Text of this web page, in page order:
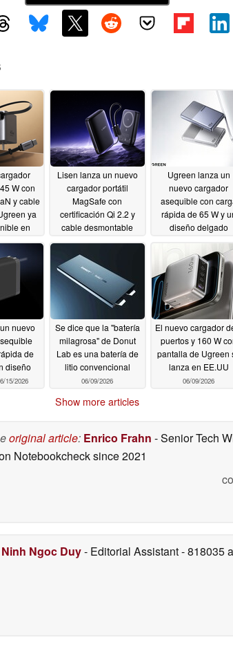
W con
y cable
ya
en
08/2026
Lisen lanza un nuevo
cargador portátil
MagSafe con
certificación Qi 2.2 y
cable desmontable
07/02/2026
Ugreen lanza un
nuevo cargador
asequible con
rápida de 65 W y
diseño delgado
06/20/2026
nuevo
de
diseño
15/2026
Se dice que la "batería
milagrosa" de Donut
Lab es una batería de
litio convencional
06/09/2026
El nuevo cargador
puertos y 160 W
pantalla de Ugreen
lanza en EE.UU
06/09/2026
Show more articles
original article: Enrico Frahn - Senior Tech
Notebookchecksince 2021
Ninh Ngoc Duy- Editorial Assistant- 818035